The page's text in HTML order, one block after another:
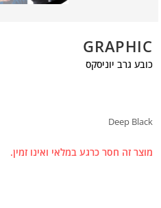
GRAPHIC
כובע גרב יוניסקס
Deep Black
מוצר זה חסר כרגע במלאי ואינו זמין.